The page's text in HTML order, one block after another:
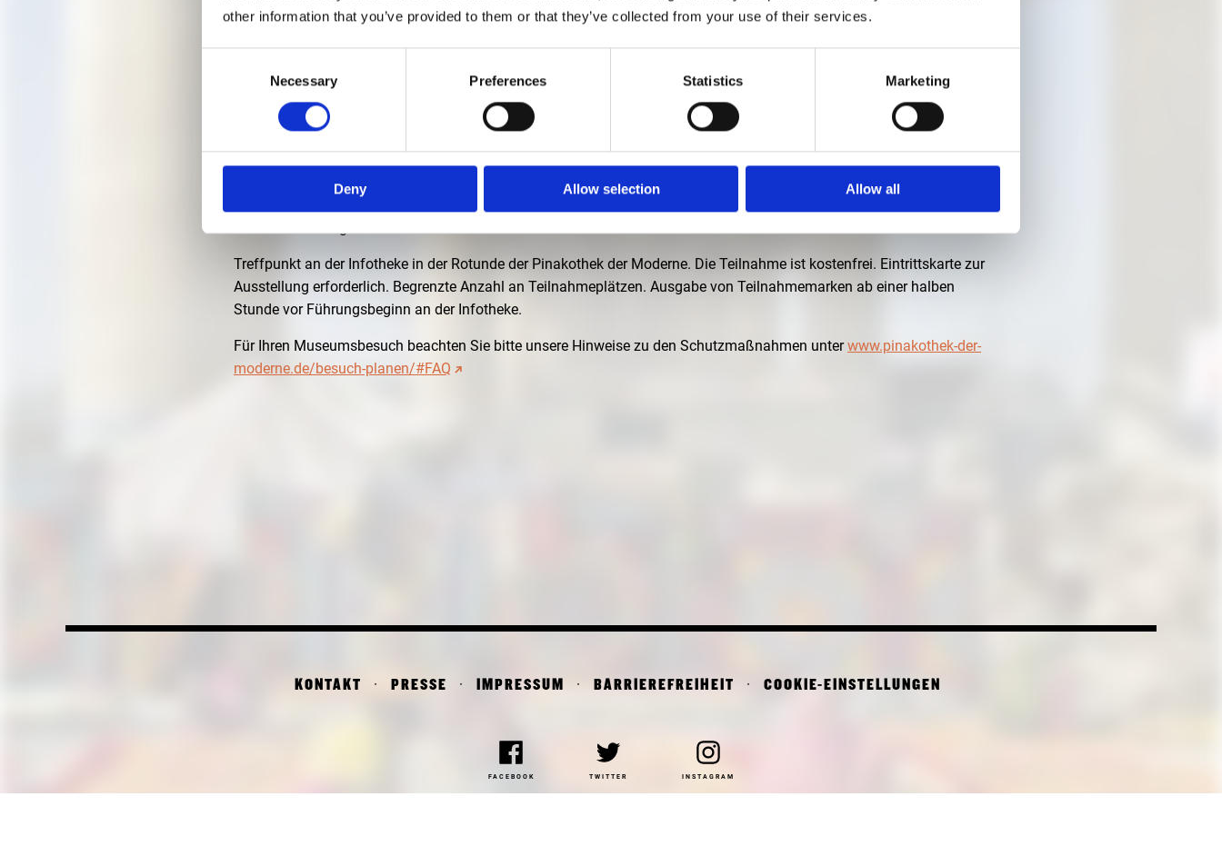
other information that you’ve provided to them or that they’ve collected from your use of their services.
Necessary Preferences Statistics Marketing
Deny Allow selection Allow all
KURATORENFÜHRUNG „DIE
ARCHITEKTURMASCHINE“
Auf Grund der aktuellen Situation ist die Veranstaltung leider abgesagt!
Treffpunkt an der Infotheke in der Rotunde der Pinakothek der Moderne. Die Teilnahme ist kostenfrei. Eintrittskarte zur
Ausstellung erforderlich. Begrenzte Anzahl an Teilnahmeplätzen. Ausgabe von Teilnahmemarken ab einer halben
Stunde vor Führungsbeginn an der Infotheke.
Für Ihren Museumsbesuch beachten Sie bitte unsere Hinweise zu den Schutzmaßnahmen unterwww.pinakothek-der-
moderne.de/besuch-planen/#FAQ
KONTAKT PRESSE IMPRESSUM BARRIEREFREIHEIT COOKIE-EINSTELLUNGEN
FACEBOOK TWITTER INSTAGRAM